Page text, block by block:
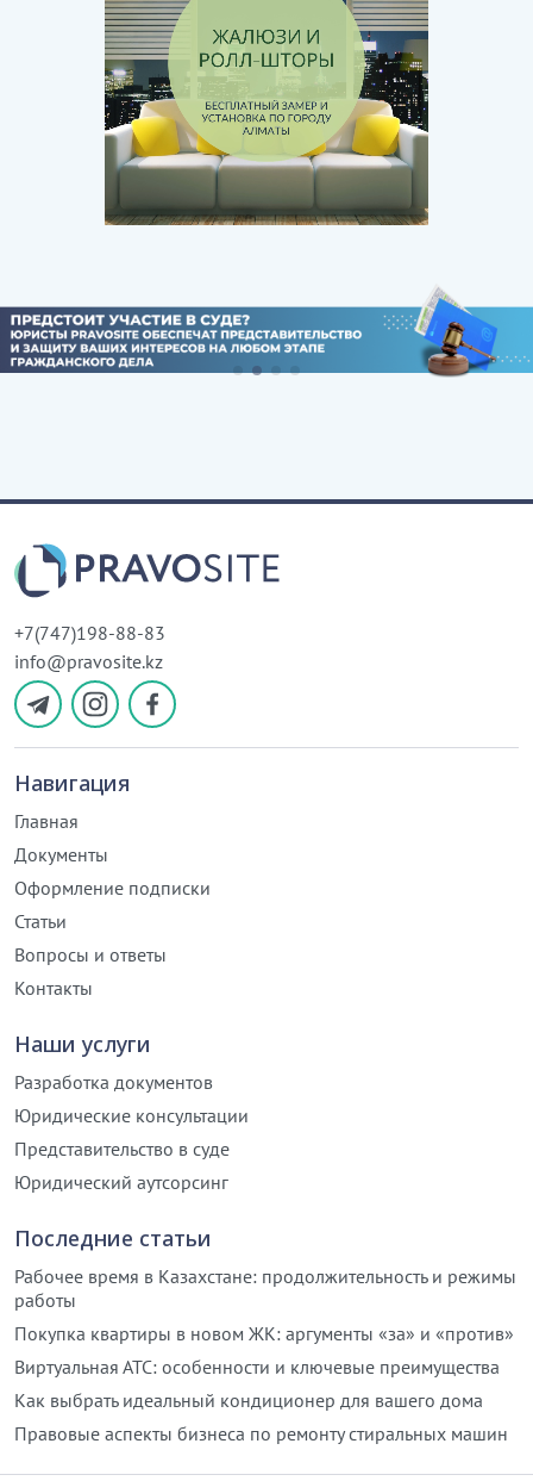
+7(747)198-88-83
info@pravosite.kz
Навигация
Главная
Документы
Оформление подписки
Статьи
Вопросы и ответы
Контакты
Наши услуги
Разработка документов
Юридические консультации
Представительство в суде
Юридический аутсорсинг
Последние статьи
Рабочее время в Казахстане: продолжительность и режимы
работы
Покупка квартиры в новом ЖК: аргументы «за» и «против»
Виртуальная АТС: особенности и ключевые преимущества
Как выбрать идеальный кондиционер для вашего дома
Правовые аспекты бизнеса по ремонту стиральных машин